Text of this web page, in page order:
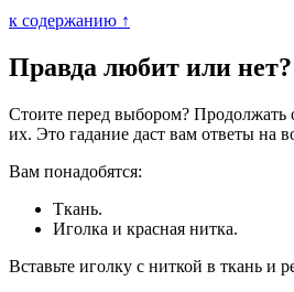
к содержанию ↑
Правда любит или нет?
Стоите перед выбором? Продолжать
их. Это гадание даст вам ответы на
Вам понадобятся:
Ткань.
Иголка и красная нитка.
Вставьте иголку с ниткой в ткань и